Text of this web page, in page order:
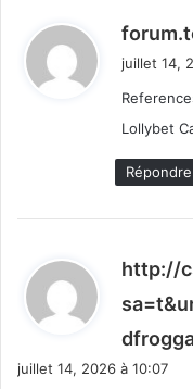
juillet 14,
Lollybet
Répondre
http://
juillet 14, 2026 à 10:07